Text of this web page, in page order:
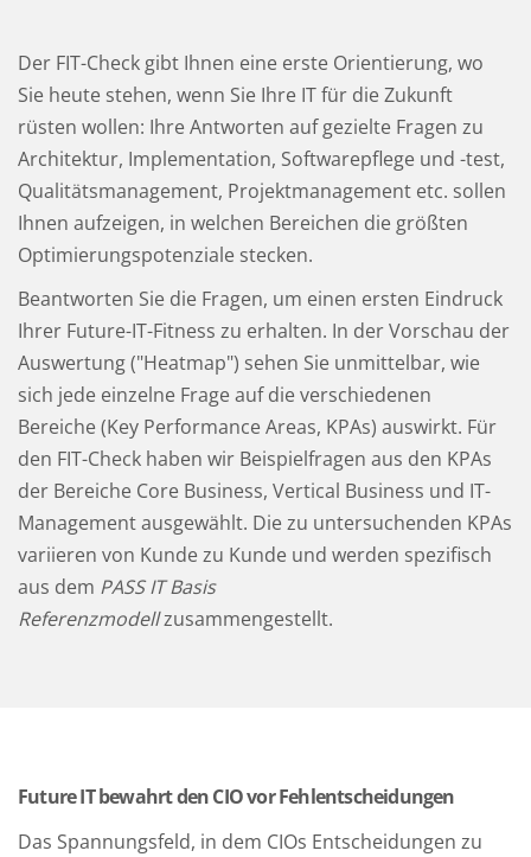
Der FIT-Check gibt Ihnen eine erste Orientierung, wo
Sie heute stehen, wenn Sie Ihre IT für die Zukunft
rüsten wollen: Ihre Antworten auf gezielte Fragen zu
Architektur, Implementation, Softwarepflege und -test,
Qualitätsmanagement, Projektmanagement etc. sollen
Ihnen aufzeigen, in welchen Bereichen die größten
Optimierungspotenziale stecken.
Beantworten Sie die Fragen, um einen ersten Eindruck
Ihrer Future-IT-Fitness zu erhalten. In der Vorschau der
Auswertung ("Heatmap") sehen Sie unmittelbar, wie
sich jede einzelne Frage auf die verschiedenen
Bereiche (Key Performance Areas, KPAs) auswirkt. Für
den FIT-Check haben wir Beispielfragen aus den KPAs
der Bereiche Core Business, Vertical Business und IT-
Management ausgewählt. Die zu untersuchenden KPAs
variieren von Kunde zu Kunde und werden spezifisch
aus dem PASS IT Basis
Referenzmodellzusammengestellt.
Future IT bewahrt den CIO vor Fehlentscheidungen
Das Spannungsfeld, in dem CIOs Entscheidungen zu